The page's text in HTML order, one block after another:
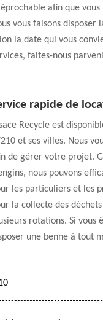
afin que
vous faisons
la date qui vous
faites-nous
rapide de
Recycle est
et ses villes. Nous
de gérer votre projet.
nous pouvons
les particuliers et les
la collecte des
rotations. Si vous
une benne à tout